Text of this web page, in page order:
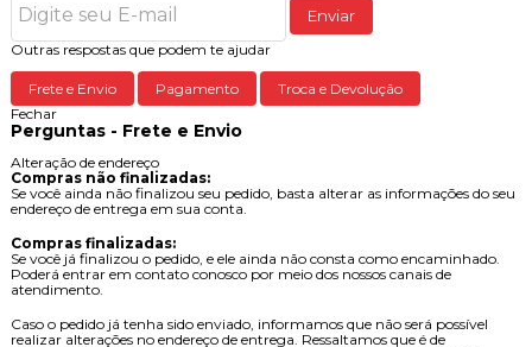
Enviar
Outras respostas que podem te ajudar
Frete e Envio Pagamento
Troca e Devolução
Fechar
Perguntas - Frete e Envio
Alteração de endereço
Compras não finalizadas:
Se você ainda não finalizou seu pedido, basta alterar as informações do seu
endereço de entrega em sua conta.
Compras finalizadas:
Se você já finalizou o pedido, e ele ainda não consta como encaminhado.
Poderá entrar em contato conosco por meio dos nossos canais de
atendimento.
Caso o pedido já tenha sido enviado, informamos que não será possível
realizar alterações no endereço de entrega. Ressaltamos que é de